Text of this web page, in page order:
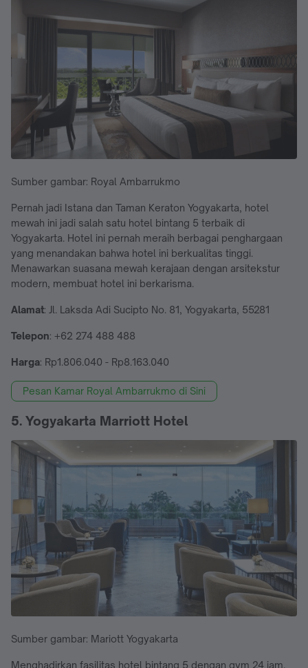
Sumber gambar: Royal Ambarrukmo
Pernah jadi Istana dan Taman Keraton Yogyakarta, hotel
mewah ini jadi salah satu hotel bintang 5 terbaik di
Yogyakarta. Hotel ini pernah meraih berbagai penghargaan
yang menandakan bahwa hotel ini berkualitas tinggi.
Menawarkan suasana mewah kerajaan dengan arsitekstur
modern, membuat hotel ini berkarisma.
Alamat: Jl. Laksda Adi Sucipto No. 81, Yogyakarta, 55281
Telepon: +62 274 488 488
Harga: Rp1.806.040 - Rp8.163.040
Pesan Kamar Royal Ambarrukmo di Sini
5. Yogyakarta Marriott Hotel
Sumber gambar: Mariott Yogyakarta
Menghadirkan fasilitas hotel bintang 5 dengan gym 24 jam,